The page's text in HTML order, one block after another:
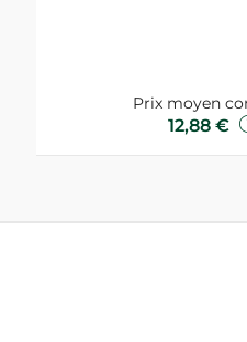
Prix moyen
12,88 €